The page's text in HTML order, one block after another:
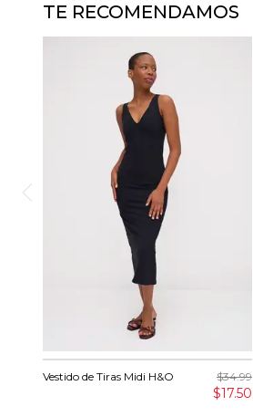
TE RECOMENDAMOS
Vestido de Tiras Midi H&O $34.99
$17.50